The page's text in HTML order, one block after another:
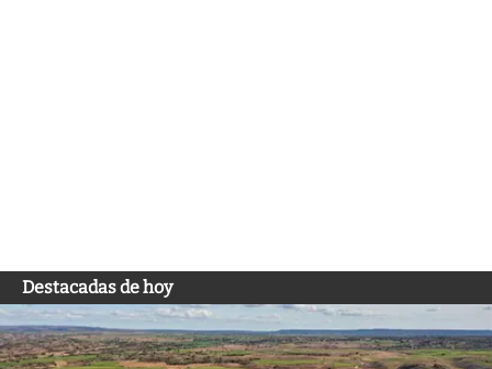
Destacadas de hoy